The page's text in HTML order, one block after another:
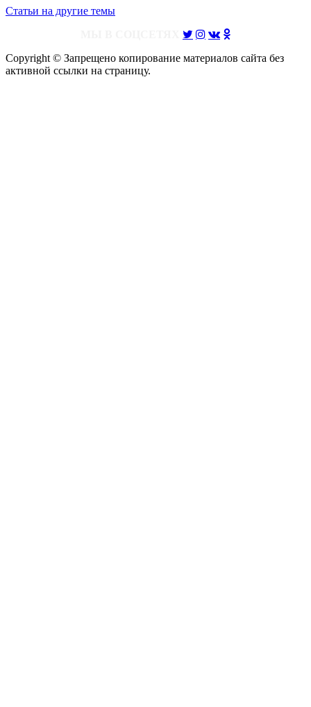
Статьи на другие темы
Copyright © Запрещено копирование материалов сайта без
активной ссылки на страницу.